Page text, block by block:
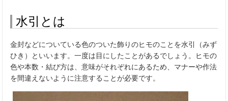
水引とは
金封などについている色のついた飾りのヒモのことを水引（みず
ひき）といいます。一度は目にしたことがあるでしょう。ヒモの
色や本数・結び方は、意味がそれぞれにあるため、マナーや作法
を間違えないように注意することが必要です。